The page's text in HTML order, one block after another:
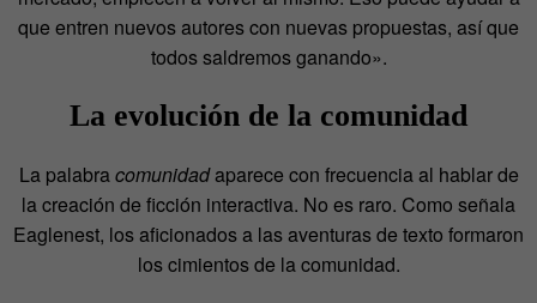
que entren nuevos autores con nuevas propuestas, así que
todos saldremos ganando».
La evolución de la comunidad
La palabracomunidadaparece con frecuencia al hablar de
la creación de ficción interactiva. No es raro. Como señala
Eaglenest, los aficionados a las aventuras de texto formaron
los cimientos de la comunidad.